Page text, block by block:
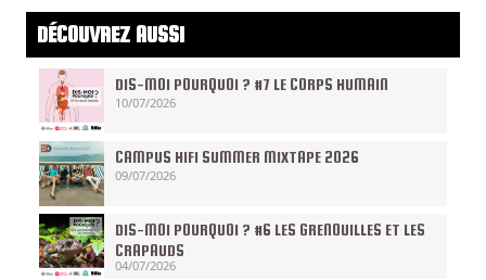
DÉCOUVREZ AUSSI
DIS-MOI POURQUOI ? #7 LE CORPS HUMAIN
10/07/2026
CAMPUS HIFI SUMMER MIXTAPE 2026
09/07/2026
DIS-MOI POURQUOI ? #6 LES GRENOUILLES ET LES
CRAPAUDS
04/07/2026